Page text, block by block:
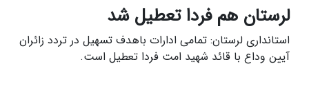
لرستان هم فردا تعطیل شد
استانداری لرستان: تمامی ادارات باهدف تسهیل در تردد زائران
آیین وداع با قائد شهید امت فردا تعطیل است.